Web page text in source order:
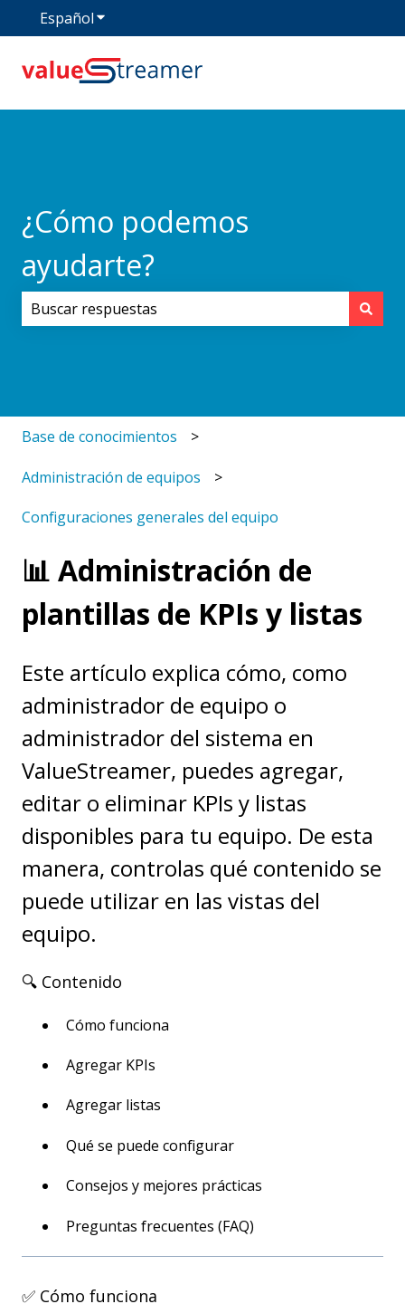
EspañolTraducciones de Mostrar submenú de
¿Cómo podemos
ayudarte?
Base de conocimientos
Administración de equipos
Configuraciones generales del equipo
📊 Administración de
plantillas de KPIs y listas
Este artículo explica cómo, como
administrador de equipo o
administrador del sistema en
ValueStreamer, puedes agregar,
editar o eliminar KPIs y listas
disponibles para tu equipo. De esta
manera, controlas qué contenido se
puede utilizar en las vistas del
equipo.
🔍 Contenido
Cómo funciona
Agregar KPIs
Agregar listas
Qué se puede configurar
Consejos y mejores prácticas
Preguntas frecuentes (FAQ)
✅ Cómo funciona